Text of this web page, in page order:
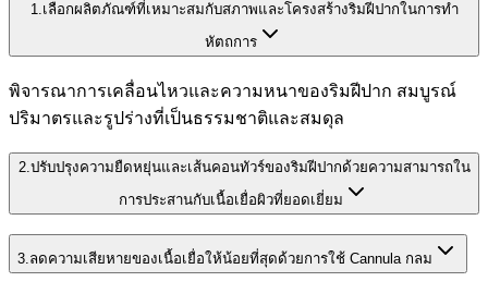
1.เลือกผลิตภัณฑ์ที่เหมาะสมกับสภาพและโครงสร้างริมฝีปากในการทำ
หัตถการ
พิจารณาการเคลื่อนไหวและความหนาของริมฝีปาก สมบูรณ์
ปริมาตรและรูปร่างที่เป็นธรรมชาติและสมดุล
2. ปรับปรุงความยืดหยุ่นและเส้นคอนทัวร์ของริมฝีปากด้วยความสามารถใน
การประสานกับเนื้อเยื่อผิวที่ยอดเยี่ยม
3.ลดความเสียหายของเนื้อเยื่อให้น้อยที่สุดด้วยการใช้ Cannula กลม